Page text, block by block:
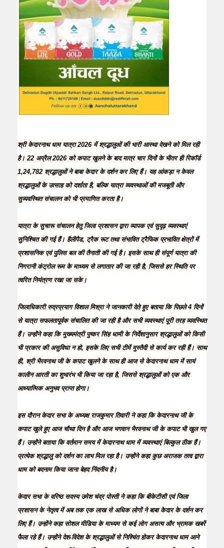
श्री केदारनाथ धाम यात्रा 2026 में श्रद्धालुओं की भारी आस्था देखने को मिल रही
है। 22 अप्रैल 2026 को कपाट खुलने के बाद मात्र चार दिनों के भीतर ही रिकॉर्ड
1,24,782 श्रद्धालुओं ने बाबा केदार के दर्शन कर लिए हैं। यह आंकड़ा न केवल
श्रद्धालुओं के उत्साह को दर्शाता है, बल्कि यात्रा व्यवस्थाओं की मजबूती और
सुव्यवस्थित संचालन को भी प्रमाणित करता है।
यात्रा के सुचारू संचालन हेतु जिला प्रशासन द्वारा व्यापक एवं सुदृढ़ व्यवस्थाएं
सुनिश्चित की गई हैं। हैलीपैड, ट्रैक रूट तथा संभावित ट्रैफिक प्रभावित क्षेत्रों में
प्रशासनिक एवं पुलिस बल की तैनाती की गई है। इसके साथ ही संपूर्ण यात्रा की
निगरानी कंट्रोल रूम के माध्यम से लगातार की जा रही है, जिससे हर स्थिति पर
त्वरित नियंत्रण रखा जा सके।
जिलाधिकारी रुद्रप्रयाग विशाल मिश्रा ने जानकारी देते हुए बताया कि पिछले 4 दिनों
से यात्रा सफलतापूर्वक संचालित की जा रही है और सभी व्यवस्थाएं पूरी तरह व्यवस्थित
हैं। उन्होंने कहा कि मुख्यमंत्री पुष्कर सिंह धामी के निर्देशानुसार श्रद्धालुओं को किसी
भी प्रकार की असुविधा न हो, इसके लिए सभी टीमें मुस्तैदी से कार्य कर रही हैं। साथ
ही, श्री भैरवनाथ जी के कपाट खुलने के साथ ही आज से केदारनाथ धाम में सायं
कालीन आरती का शुभारंभ भी किया जा रहा है, जिससे श्रद्धालुओं को एक और
आध्यात्मिक अनुभव प्राप्त होगा।
इस दौरान केदार सभा के अध्यक्ष राजकुमार तिवारी ने कहा कि केदारनाथ जी के
कपाट खुले हुए आज चौथा दिन है और आज भगवान भैरवनाथ जी के कपाट भी खुल गए
हैं। उन्होंने बताया कि वर्तमान समय में केदारनाथ धाम में व्यवस्थाएं बिल्कुल ठीक हैं।
प्रत्येक श्रद्धालु को दर्शन का लाभ मिल रहा है। उन्होंने कहा कुछ अराजक तत्व द्वारा
धाम को बदनाम किया जाना बेहद निंदनीय है।
केदार सभा के वरिष्ठ सदस्य उमेश चंद्र पोस्ती ने कहा कि बीकेटीसी एवं जिला
प्रशासन के नेतृत्व में अब तक एक लाख से अधिक लोगों ने बाबा केदार के दर्शन कर
लिए हैं। उन्होंने कहा सोशल मीडिया के माध्यम से कई लोग असत्य और भ्रामक खबरें
फैला रहे हैं। उन्होंने देश-विदेश के श्रद्धालुओं से निश्चिंत होकर केदारनाथ धाम आने